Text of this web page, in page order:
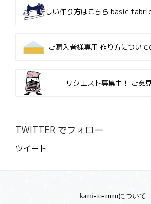
詳しい作り方はこちら basic
ご購入者様専用 作り方について
リクエスト募集中！ ご意
TWITTER でフォロー
ツイート
kami-to-nunoについて